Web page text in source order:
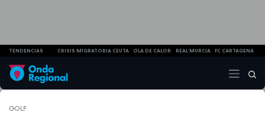
TENDENCIAS CRISIS MIGRATORIA CEUTA OLA DE CALOR REAL MURCIA FC CARTAGENA
GOLF